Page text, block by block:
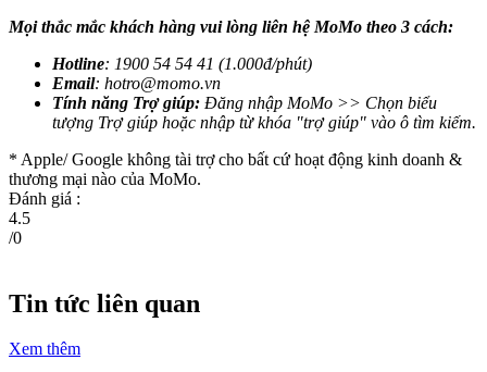
Mọi thắc mắc khách hàng vui lòng liên hệ MoMo theo 3 cách:
Hotline: 1900 54 54 41 (1.000đ/phút)
Email: hotro@momo.vn
Tính năng Trợ giúp: Đăng nhập MoMo >> Chọn biểu
tượng Trợ giúp hoặc nhập từ khóa "trợ giúp" vào ô tìm kiếm.
* Apple/ Google không tài trợ cho bất cứ hoạt động kinh doanh &
thương mại nào của MoMo.
Đánh giá :
4.5
/0
Tin tức liên quan
Xem thêm